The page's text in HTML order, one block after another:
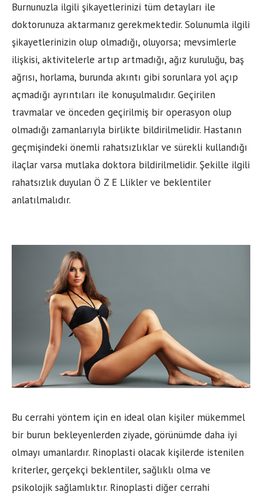
Burnunuzla ilgili şikayetlerinizi tüm detayları ile
doktorunuza aktarmanız gerekmektedir. Solunumla ilgili
şikayetlerinizin olup olmadığı, oluyorsa; mevsimlerle
ilişkisi, aktivitelerle artıp artmadığı, ağız kuruluğu, baş
ağrısı, horlama, burunda akıntı gibi sorunlara yol açıp
açmadığı ayrıntıları ile konuşulmalıdır. Geçirilen
travmalar ve önceden geçirilmiş bir operasyon olup
olmadığı zamanlarıyla birlikte bildirilmelidir. Hastanın
geçmişindeki önemli rahatsızlıklar ve sürekli kullandığı
ilaçlar varsa mutlaka doktora bildirilmelidir. Şekille ilgili
rahatsızlık duyulan Ö Z E Llikler ve beklentiler
anlatılmalıdır.
Bu cerrahi yöntem için en ideal olan kişiler mükemmel
bir burun bekleyenlerden ziyade, görünümde daha iyi
olmayı umanlardır. Rinoplasti olacak kişilerde istenilen
kriterler, gerçekçi beklentiler, sağlıklı olma ve
psikolojik sağlamlıktır. Rinoplasti diğer cerrahi